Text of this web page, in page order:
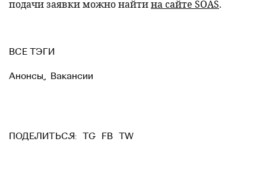
подачи заявки можно найтина сайте SOAS.
ВСЕ ТЭГИ
Анонсы, Вакансии
ПОДЕЛИТЬСЯ: TG FB TW